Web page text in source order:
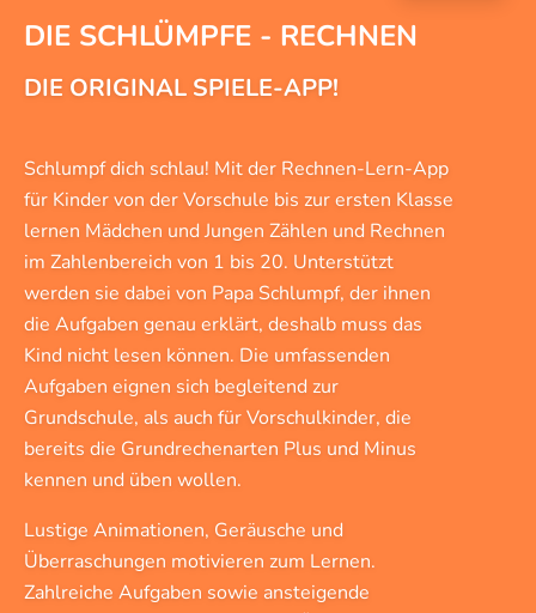
DIE SCHLÜMPFE - RECHNEN
DIE ORIGINAL SPIELE-APP!
Schlumpf dich schlau! Mit der Rechnen-Lern-App
für Kinder von der Vorschule bis zur ersten Klasse
lernen Mädchen und Jungen Zählen und Rechnen
im Zahlenbereich von 1 bis 20. Unterstützt
werden sie dabei von Papa Schlumpf, der ihnen
die Aufgaben genau erklärt, deshalb muss das
Kind nicht lesen können. Die umfassenden
Aufgaben eignen sich begleitend zur
Grundschule, als auch für Vorschulkinder, die
bereits die Grundrechenarten Plus und Minus
kennen und üben wollen.
Lustige Animationen, Geräusche und
Überraschungen motivieren zum Lernen.
Zahlreiche Aufgaben sowie ansteigende